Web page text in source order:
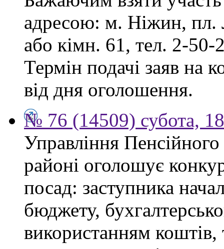
адресою: м. Ніжин, пл.
або кімн. 61, тел. 2-50-
Термін подачі заяв на
від дня оголошення.
№ 76 (14509) субота,
Управління
районі оголошує
посад: заступника
бюджету,
використанням коштів,